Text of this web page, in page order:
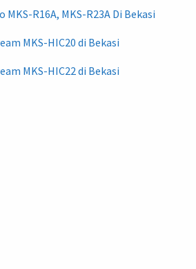
MKS-R16A, MKS-R23A Di Bekasi
MKS-HIC20 di Bekasi
MKS-HIC22 di Bekasi